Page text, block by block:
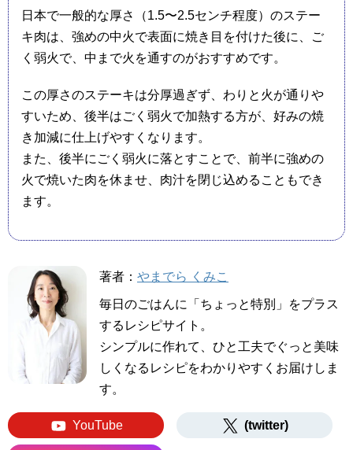
日本で一般的な厚さ（1.5〜2.5センチ程度）のステー
キ肉は、強めの中火で表面に焼き目を付けた後に、ご
く弱火で、中まで火を通すのがおすすめです。
この厚さのステーキは分厚過ぎず、わりと火が通りや
すいため、後半はごく弱火で加熱する方が、好みの焼
き加減に仕上げやすくなります。
また、後半にごく弱火に落とすことで、前半に強めの
火で焼いた肉を休ませ、肉汁を閉じ込めることもでき
ます。
著者： やまでら くみこ
毎日のごはんに「ちょっと特別」をプラス
するレシピサイト。
シンプルに作れて、ひと工夫でぐっと美味
しくなるレシピをわかりやすくお届けしま
す。
YouTube (twitter)